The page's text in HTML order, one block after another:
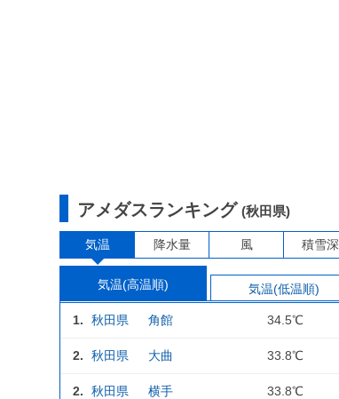
アメダスランキング (秋田県)
気温 降水量 風 積雪深
気温(高温順) 気温(低温順)
1. 秋田県 角館 34.5℃
2. 秋田県 大曲 33.8℃
2. 秋田県 横手 33.8℃